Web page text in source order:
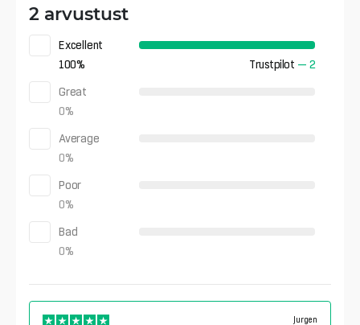
2 arvustust
Excellent
100% Trustpilot — 2
Great
0%
Average
0%
Poor
0%
Bad
0%
Jurgen